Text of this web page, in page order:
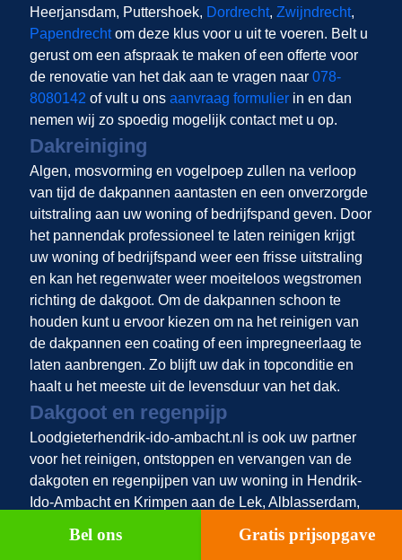
Heerjansdam, Puttershoek, Dordrecht, Zwijndrecht,
Papendrechtom deze klus voor u uit te voeren. Belt u
gerust om een afspraak te maken of een offerte voor
de renovatie van het dak aan te vragen naar 078-
8080142 of vult u ons aanvraag formulierin en dan
nemen wij zo spoedig mogelijk contact met u op.
Dakreiniging
Algen, mosvorming en vogelpoep zullen na verloop
van tijd de dakpannen aantasten en een onverzorgde
uitstraling aan uw woning of bedrijfspand geven. Door
het pannendak professioneel te laten reinigen krijgt
uw woning of bedrijfspand weer een frisse uitstraling
en kan het regenwater weer moeiteloos wegstromen
richting de dakgoot. Om de dakpannen schoon te
houden kunt u ervoor kiezen om na het reinigen van
de dakpannen een coating of een impregneerlaag te
laten aanbrengen. Zo blijft uw dak in topconditie en
haalt u het meeste uit de levensduur van het dak.
Dakgoot en regenpijp
Loodgieterhendrik-ido-ambacht.nl is ook uw partner
voor het reinigen, ontstoppen en vervangen van de
dakgoten en regenpijpen van uw woning in Hendrik-
Ido-Ambacht en Krimpen aan de Lek, Alblasserdam,
Ridderkerk, Heerjansdam, Puttershoek,Dordrecht,
Bel ons Gratis prijsopgave